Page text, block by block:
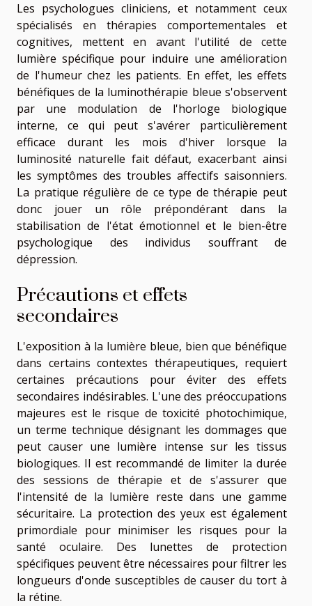
Les psychologues cliniciens, et notamment ceux
spécialisés en thérapies comportementales et
cognitives, mettent en avant l'utilité de cette
lumière spécifique pour induire une amélioration
de l'humeur chez les patients. En effet, les effets
bénéfiques de la luminothérapie bleue s'observent
par une modulation de l'horloge biologique
interne, ce qui peut s'avérer particulièrement
efficace durant les mois d'hiver lorsque la
luminosité naturelle fait défaut, exacerbant ainsi
les symptômes des troubles affectifs saisonniers.
La pratique régulière de ce type de thérapie peut
donc jouer un rôle prépondérant dans la
stabilisation de l'état émotionnel et le bien-être
psychologique des individus souffrant de
dépression.
Précautions et effets
secondaires
L'exposition à la lumière bleue, bien que bénéfique
dans certains contextes thérapeutiques, requiert
certaines précautions pour éviter des effets
secondaires indésirables. L'une des préoccupations
majeures est le risque de toxicité photochimique,
un terme technique désignant les dommages que
peut causer une lumière intense sur les tissus
biologiques. Il est recommandé de limiter la durée
des sessions de thérapie et de s'assurer que
l'intensité de la lumière reste dans une gamme
sécuritaire. La protection des yeux est également
primordiale pour minimiser les risques pour la
santé oculaire. Des lunettes de protection
spécifiques peuvent être nécessaires pour filtrer les
longueurs d'onde susceptibles de causer du tort à
la rétine.